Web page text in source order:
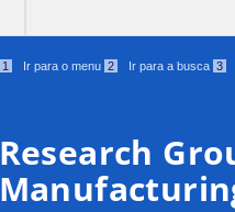
1 Ir para o menu 2 Ir para a busca 3
Research